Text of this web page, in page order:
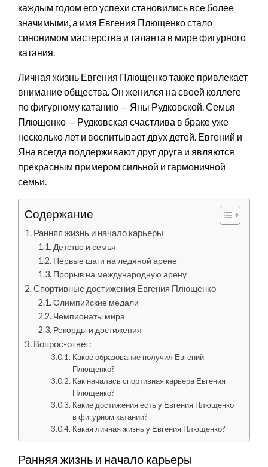
каждым годом его успехи становились все более
значимыми, а имя Евгения Плющенко стало
синонимом мастерства и таланта в мире фигурного
катания.
Личная жизнь Евгения Плющенко также привлекает
внимание общества. Он женился на своей коллеге
по фигурному катанию — Яны Рудковской. Семья
Плющенко — Рудковская счастлива в браке уже
несколько лет и воспитывает двух детей. Евгений и
Яна всегда поддерживают друг друга и являются
прекрасным примером сильной и гармоничной
семьи.
Содержание
Ранняя жизнь и начало карьеры
Детство и семья
Первые шаги на ледяной арене
Прорыв на международную арену
Спортивные достижения Евгения Плющенко
Олимпийские медали
Чемпионаты мира
Рекорды и достижения
Вопрос-ответ:
Какое образование получил Евгений
Плющенко?
Как началась спортивная карьера Евгения
Плющенко?
Какие достижения есть у Евгения Плющенко
в фигурном катании?
Какая личная жизнь у Евгения Плющенко?
Ранняя жизнь и начало карьеры